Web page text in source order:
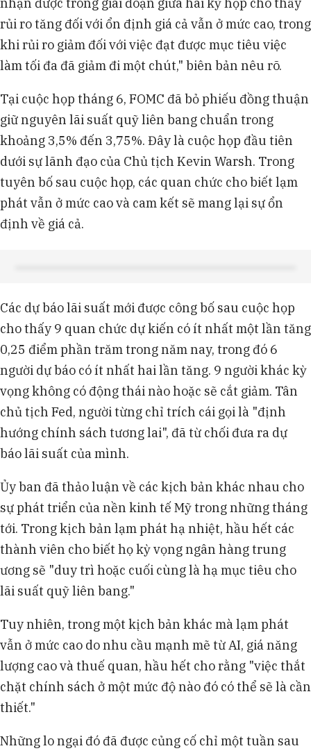
nhận được trong giai đoạn giữa hai kỳ họp cho thấy
rủi ro tăng đối với ổn định giá cả vẫn ở mức cao, trong
khi rủi ro giảm đối với việc đạt được mục tiêu việc
làm tối đa đã giảm đi một chút," biên bản nêu rõ.
Tại cuộc họp tháng 6, FOMC đã bỏ phiếu đồng thuận
giữ nguyên lãi suất quỹ liên bang chuẩn trong
khoảng 3,5% đến 3,75%. Đây là cuộc họp đầu tiên
dưới sự lãnh đạo của Chủ tịch Kevin Warsh. Trong
tuyên bố sau cuộc họp, các quan chức cho biết lạm
phát vẫn ở mức cao và cam kết sẽ mang lại sự ổn
định về giá cả.
Các dự báo lãi suất mới được công bố sau cuộc họp
cho thấy 9 quan chức dự kiến có ít nhất một lần tăng
0,25 điểm phần trăm trong năm nay, trong đó 6
người dự báo có ít nhất hai lần tăng. 9 người khác kỳ
vọng không có động thái nào hoặc sẽ cắt giảm. Tân
chủ tịch Fed, người từng chỉ trích cái gọi là "định
hướng chính sách tương lai", đã từ chối đưa ra dự
báo lãi suất của mình.
Ủy ban đã thảo luận về các kịch bản khác nhau cho
sự phát triển của nền kinh tế Mỹ trong những tháng
tới. Trong kịch bản lạm phát hạ nhiệt, hầu hết các
thành viên cho biết họ kỳ vọng ngân hàng trung
ương sẽ "duy trì hoặc cuối cùng là hạ mục tiêu cho
lãi suất quỹ liên bang."
Tuy nhiên, trong một kịch bản khác mà lạm phát
vẫn ở mức cao do nhu cầu mạnh mẽ từ AI, giá năng
lượng cao và thuế quan, hầu hết cho rằng "việc thắt
chặt chính sách ở một mức độ nào đó có thể sẽ là cần
thiết."
Những lo ngại đó đã được củng cố chỉ một tuần sau